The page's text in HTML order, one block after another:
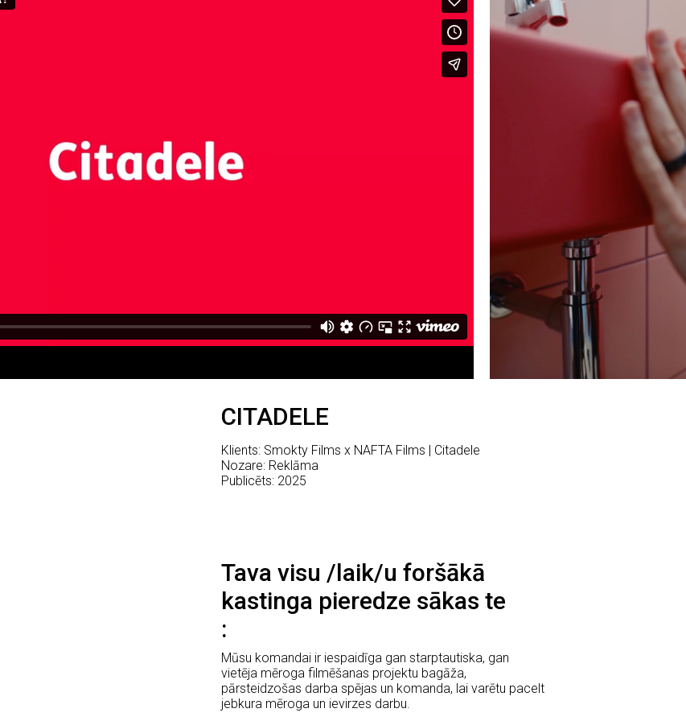
CITADELE
Klients: Smokty Films x NAFTA Films | Citadele
Nozare: Reklāma
Publicēts: 2025
Tava visu /laik/u foršākā
kastinga pieredze sākas te
Mūsu komandai ir iespaidīga gan starptautiska, gan
vietēja mēroga filmēšanas projektu bagāža,
pārsteidzošas darba spējas un komanda, lai varētu pacelt
jebkura mēroga un ievirzes darbu.